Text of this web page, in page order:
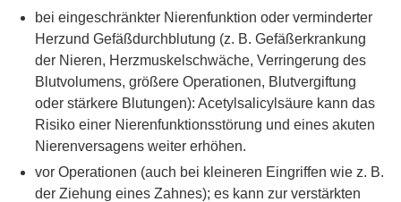
bei eingeschränkter Nierenfunktion oder verminderter
Herzund Gefäßdurchblutung (z. B. Gefäßerkrankung
der Nieren, Herzmuskelschwäche, Verringerung des
Blutvolumens, größere Operationen, Blutvergiftung
oder stärkere Blutungen): Acetylsalicylsäure kann das
Risiko einer Nierenfunktionsstörung und eines akuten
Nierenversagens weiter erhöhen.
vor Operationen (auch bei kleineren Eingriffen wie z. B.
der Ziehung eines Zahnes); es kann zur verstärkten